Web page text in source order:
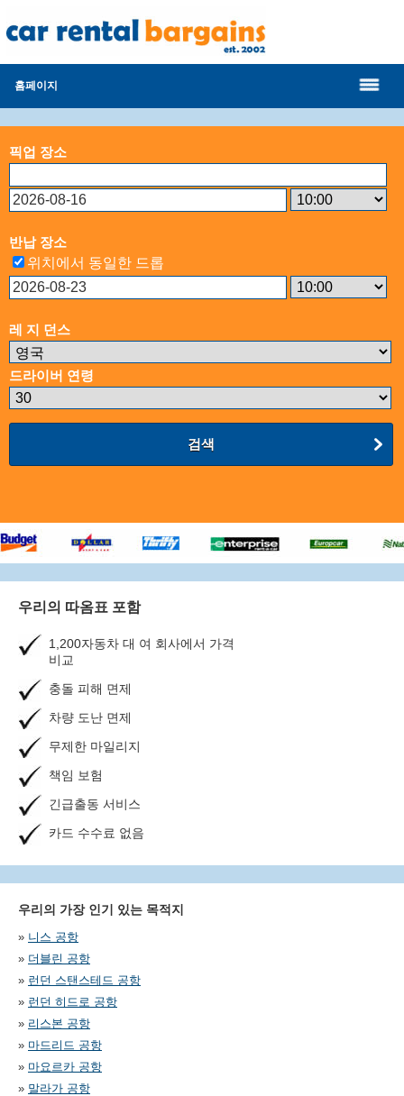
홈페이지
픽업 장소
반납 장소
위치에서 동일한 드롭
레 지 던스
드라이버 연령
검색
우리의 따옴표 포함
1,200자동차 대 여 회사에서 가격
비교
충돌 피해 면제
차량 도난 면제
무제한 마일리지
책임 보험
긴급출동 서비스
카드 수수료 없음
우리의 가장 인기 있는 목적지
» 니스 공항
» 더블린 공항
» 런던 스탠스테드 공항
» 런던 히드로 공항
» 리스본 공항
» 마드리드 공항
» 마요르카 공항
» 말라가 공항